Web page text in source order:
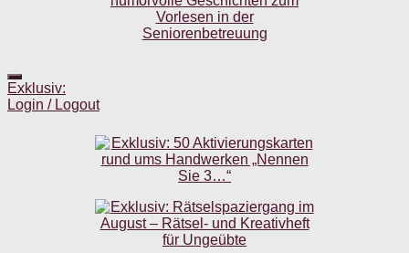
Exklusiv:
Login / Logout